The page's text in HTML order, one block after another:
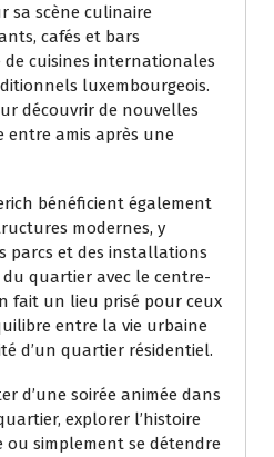
sa scène culinaire
cafés et bars
cuisines internationales
luxembourgeois.
découvrir de nouvelles
entre amis après une
bénéficient également
modernes, y
parcs et des installations
quartier avec le centre-
fait un lieu prisé pour ceux
entre la vie urbaine
d’un quartier résidentiel.
d’une soirée animée dans
explorer l’histoire
simplement se détendre